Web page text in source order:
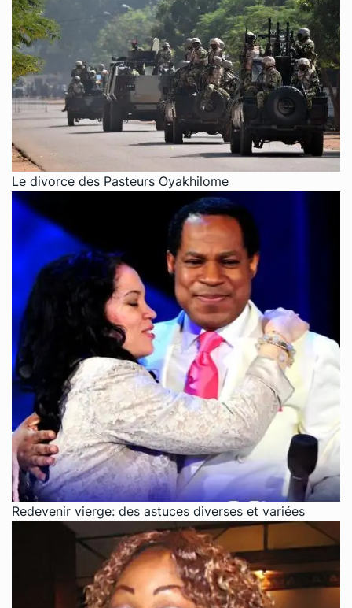
Le divorce des Pasteurs Oyakhilome
Redevenir vierge: des astuces diverses et variées